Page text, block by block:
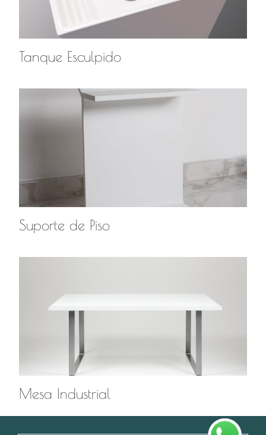
Tanque Esculpido
Suporte de Piso
Mesa Industrial